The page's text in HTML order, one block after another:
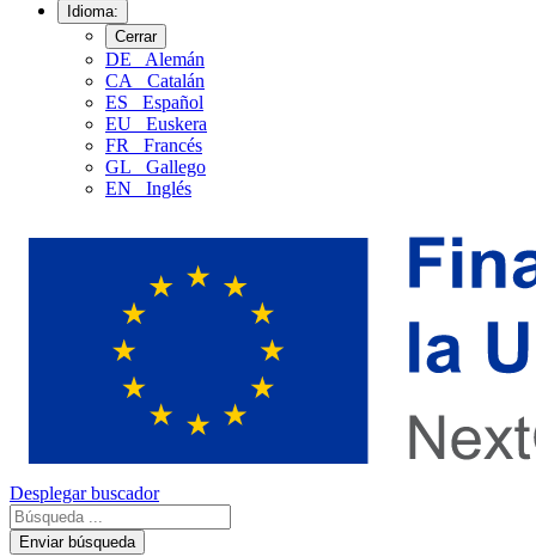
Idioma:
Cerrar
DE
Alemán
CA
Catalán
ES
Español
EU
Euskera
FR
Francés
GL
Gallego
EN
Inglés
Desplegar buscador
Enviar búsqueda